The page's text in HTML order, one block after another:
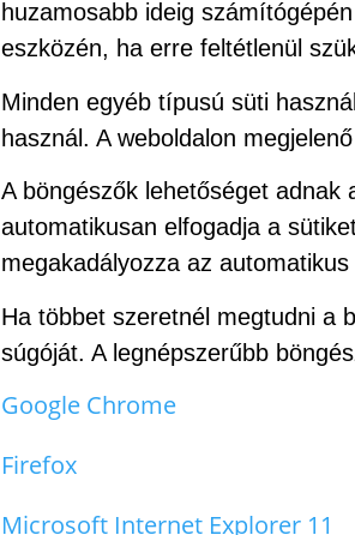
huzamosabb ideig
eszközén, ha erre feltétlenül
Minden egyéb típusú süti
használ. A weboldalon
A böngészők lehetőséget
automatikusan elfogadja a
megakadályozza az
Ha többet szeretnél megtudni a
súgóját. A legnépszerűbb
Google Chrome
Firefox
Microsoft Internet Explorer 11